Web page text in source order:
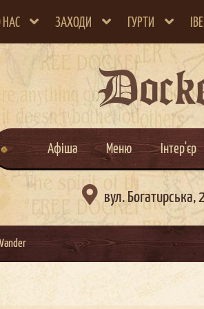
НАС ЗАХОДИ ГУРТИ
Афіша Меню Інтер'єр
 вул. Богатирська,